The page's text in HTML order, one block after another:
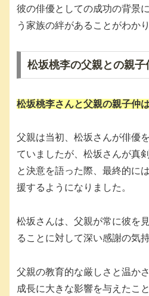
彼の俳優としての成功の背景
う家族の絆があることがわか
松坂桃李の父親との親子
松坂桃李さんと父親の親子仲
父親は当初、松坂さんが俳優
ていましたが、松坂さんが真
と決意を語った際、最終的に
援するようになりました。
松坂さんは、父親が常に彼を
ることに対して深い感謝の気
父親の教育的な厳しさと温か
成長に大きな影響を与えたこ